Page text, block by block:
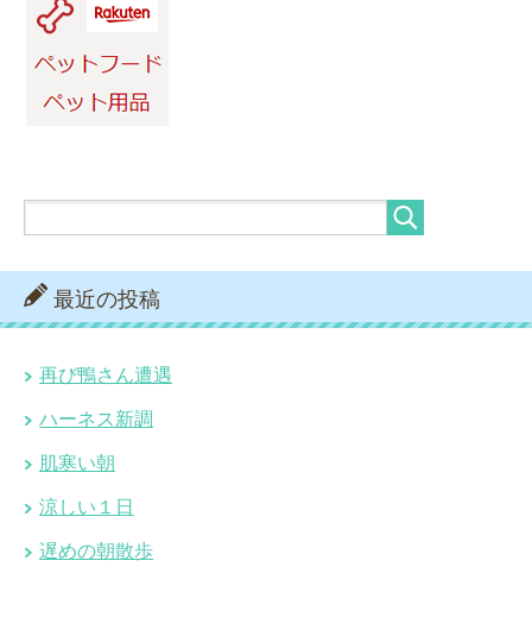
最近の投稿
再び鴨さん遭遇
ハーネス新調
肌寒い朝
涼しい１日
遅めの朝散歩